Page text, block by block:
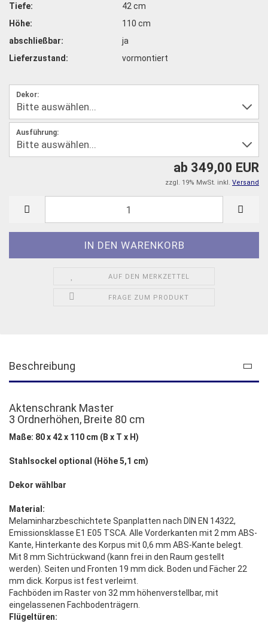
Tiefe:
42 cm
Höhe:
110 cm
abschließbar:
ja
Lieferzustand:
vormontiert
Dekor:
Ausführung:
ab 349,00 EUR
zzgl. 19% MwSt. inkl. Versand
AUF DEN MERKZETTEL
FRAGE ZUM PRODUKT
Beschreibung
Aktenschrank Master
3 Ordnerhöhen, Breite 80 cm
Maße: 80 x 42 x 110 cm (B x T x H)
Stahlsockel optional (Höhe 5,1 cm)
Dekor wählbar
Material:
Melaminharzbeschichtete Spanplatten nach DIN EN 14322,
Emissionsklasse E1 E05 TSCA. Alle Vorderkanten mit 2 mm ABS-
Kante, Hinterkante des Korpus mit 0,6 mm ABS-Kante belegt.
Mit 8 mm Sichtrückwand (kann frei in den Raum gestellt
werden). Seiten und Fronten 19 mm dick. Boden und Fächer 22
mm dick. Korpus ist fest verleimt.
Fachböden im Raster von 32 mm höhenverstellbar, mit
eingelassenen Fachbodenträgern.
Flügeltüren: